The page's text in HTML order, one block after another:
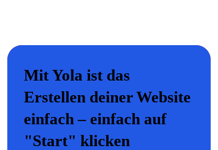
Mit Yola ist das
Erstellen deiner Website
einfach – einfach auf
"Start" klicken